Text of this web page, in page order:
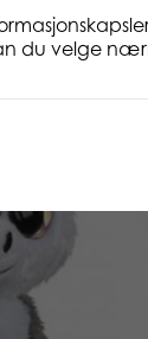
du velge